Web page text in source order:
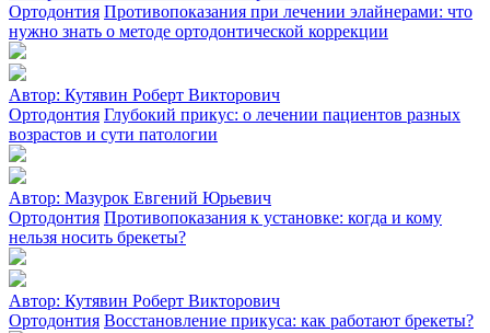
Ортодонтия Противопоказания при лечении элайнерами: что
нужно знать о методе ортодонтической коррекции
Автор: Кутявин Роберт Викторович
Ортодонтия Глубокий прикус: о лечении пациентов разных
возрастов и сути патологии
Автор: Мазурок Евгений Юрьевич
Ортодонтия Противопоказания к установке: когда и кому
нельзя носить брекеты?
Автор: Кутявин Роберт Викторович
Ортодонтия Восстановление прикуса: как работают брекеты?